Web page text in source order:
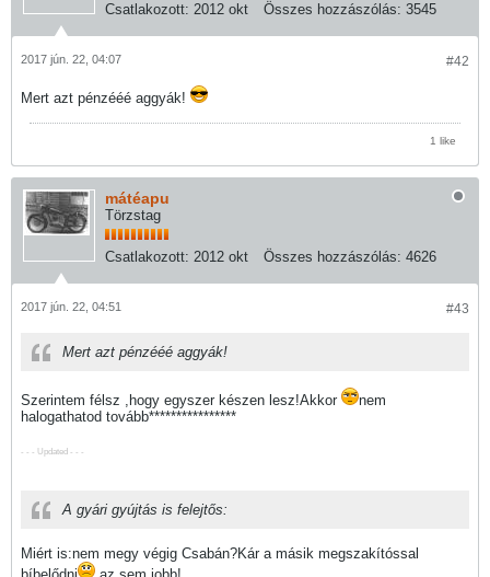
Csatlakozott: 2012 okt Összes hozzászólás: 3545
#42
2017 jún. 22, 04:07
Mert azt pénzééé aggyák!
1 like
mátéapu
Törzstag
Csatlakozott: 2012 okt Összes hozzászólás: 4626
#43
2017 jún. 22, 04:51
Mert azt pénzééé aggyák!
Szerintem félsz ,hogy egyszer készen lesz!Akkor
nem
halogathatod tovább****************
- - - Updated - - -
A gyári gyújtás is felejtős:
Miért is:nem megy végig Csabán?Kár a másik megszakítóssal